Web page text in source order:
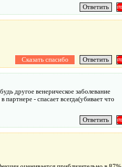
другое венерическое заболевание
- спасает всегда(убивает что